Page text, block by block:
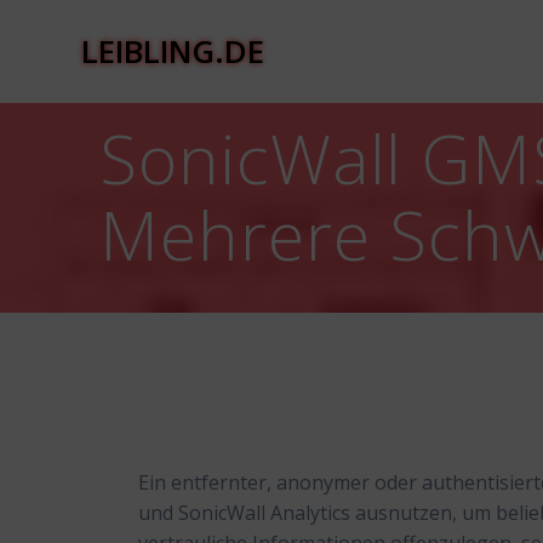
LEIBLING.DE
SonicWall
Mehrere
Ein entfernter, anonymer oder
und SonicWall Analytics ausnutzen, um